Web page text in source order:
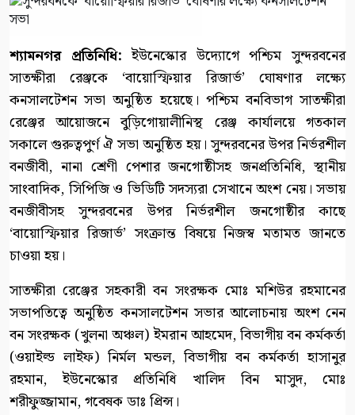
শ্যামনগর প্রতিনিধি: ইউনেস্কোর উদ্যোগে পশ্চিম সুন্দরবনের
সাতক্ষীরা রেঞ্জকে ‘বায়োস্ফিয়ার রিজার্ভ’ ঘোষণার লক্ষ্যে
কনসালটেশন সভা অনুষ্ঠিত হয়েছে। পশ্চিম বনবিভাগ সাতক্ষীরা
রেঞ্জের আয়োজনে বুড়িগোয়ালীনিস্থ রেঞ্জ কার্যালয়ে গতকাল
সকালে গুরুত্বপুর্ণ ঐ সভা অনুষ্ঠিত হয়। সুন্দরবনের উপর নির্ভরশীল
বনজীবী, নানা শ্রেণী পেশার জনগোষ্ঠীসহ জনপ্রতিনিধি, স্থানীয়
সাংবাদিক, সিপিজি ও ভিডিটি সদস্যরা সেখানে অংশ নেয়। সভায়
বনজীবীসহ সুন্দরবনের উপর নির্ভরশীল জনগোষ্ঠীর কাছে
‘বায়োস্ফিয়ার রিজার্ভ’ সংক্রান্ত বিষয়ে নিজস্ব মতামত জানতে
চাওয়া হয়।
সাতক্ষীরা রেঞ্জের সহকারী বন সংরক্ষক মোঃ মশিউর রহমানের
সভাপতিত্বে অনুষ্ঠিত কনসালটেশন সভার আলোচনায় অংশ নেন
বন সংরক্ষক (খুলনা অঞ্চল) ইমরান আহমেদ, বিভাগীয় বন কর্মকর্তা
(ওয়াইল্ড লাইফ) নির্মল মন্ডল, বিভাগীয় বন কর্মকর্তা হাসানুর
রহমান, ইউনেস্কোর প্রতিনিধি খালিদ বিন মাসুদ, মোঃ
শরীফুজ্জামান, গবেষক ডাঃ প্রিন্স।